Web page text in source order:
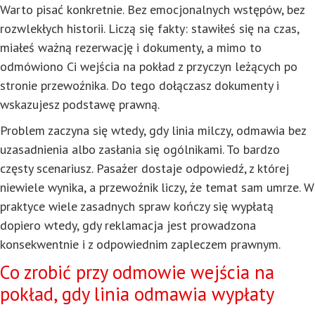
Warto pisać konkretnie. Bez emocjonalnych wstępów, bez
rozwlekłych historii. Liczą się fakty: stawiłeś się na czas,
miałeś ważną rezerwację i dokumenty, a mimo to
odmówiono Ci wejścia na pokład z przyczyn leżących po
stronie przewoźnika. Do tego dołączasz dokumenty i
wskazujesz podstawę prawną.
Problem zaczyna się wtedy, gdy linia milczy, odmawia bez
uzasadnienia albo zasłania się ogólnikami. To bardzo
częsty scenariusz. Pasażer dostaje odpowiedź, z której
niewiele wynika, a przewoźnik liczy, że temat sam umrze. W
praktyce wiele zasadnych spraw kończy się wypłatą
dopiero wtedy, gdy reklamacja jest prowadzona
konsekwentnie i z odpowiednim zapleczem prawnym.
Co zrobić przy odmowie wejścia na
pokład, gdy linia odmawia wypłaty